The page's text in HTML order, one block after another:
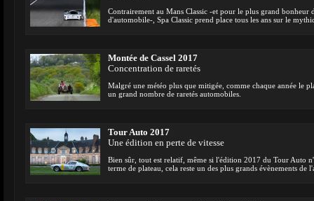
Contrairement au Mans Classic -et pour le plus grand bonheur
d'automobile-, Spa Classic prend place tous les ans sur le
Montée de Cassel 2017
Concentration de raretés
Malgré une météo plus que mitigée, comme chaque année le
un grand nombre de raretés automobiles.
Tour Auto 2017
Une édition en perte de vitesse
Bien sûr, tout est relatif, même si l'édition 2017 du Tour Auto
terme de plateau, cela reste un des plus grands évènements de